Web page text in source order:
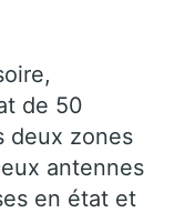
de 50
deux zones
antennes
en état et